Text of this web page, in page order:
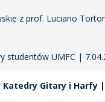
z prof. Luciano
studentów UMFC |
Gitary i Harfy |